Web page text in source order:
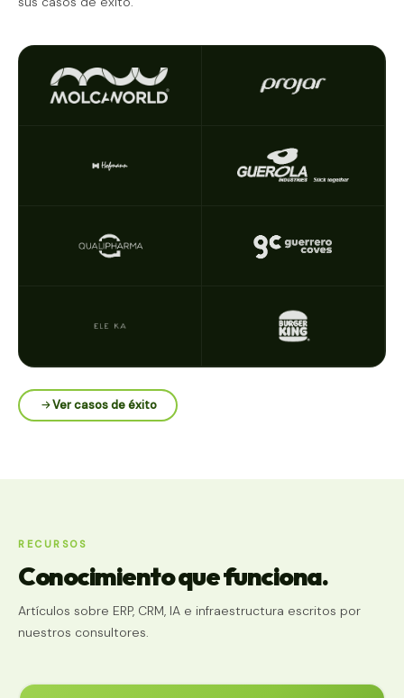
Ver casos de éxito
RECURSOS
Conocimiento que funciona.
Artículos sobre ERP, CRM, IA e infraestructura escritos por
nuestros consultores.